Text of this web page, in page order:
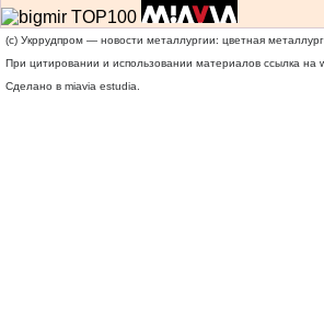
(c) Укррудпром — новости металлургии: цветная
При цитировании и использовании материалов ссылка на
Сделано в miavia estudia.